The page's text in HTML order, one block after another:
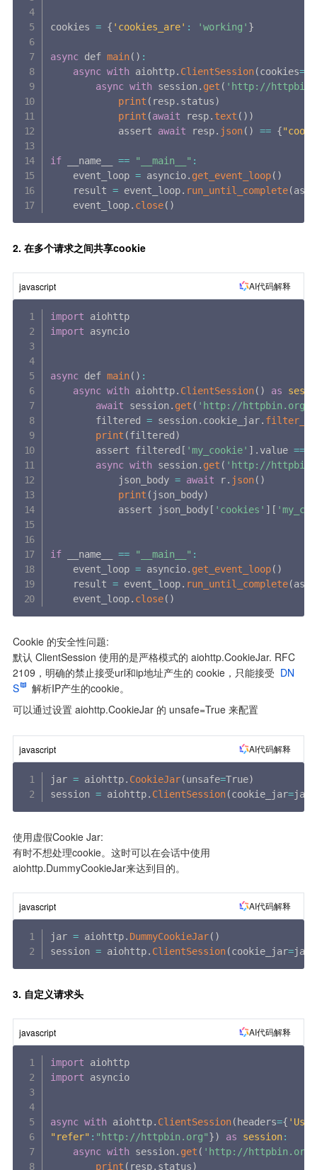
cookies = { 'cookies_are' : 'working' }
async def main( ) :
async with aiohttp. ClientSession(cookies=
async with session. get ( 'http://
print ( resp. status)
print (await resp. text ( ) )
            assert
await resp. json( ) == {
if __name__ == "__main__" :
    event_loop
= asyncio. get_event_loop( )
    result
= event_loop. run_until_complete(
    event_loop
. close( )
2. 在多个请求之间共享cookie
javascript AI代码解释
import
import asyncio
async def main( ) :
async with aiohttp. ClientSession( ) as
await session. get ( 'http://httpbin.org/
        filtered
= session. cookie_jar.
print (filtered )
        assert filtered
[ 'my_cookie' ] . value ==
async with session. get ( 'http://
            json_body
= await r. json( )
print ( json_body)
            assert json_body
[ 'cookies' ] [
if __name__ == "__main__" :
    event_loop
= asyncio. get_event_loop( )
    result
= event_loop. run_until_complete(
    event_loop
. close( )
Cookie 的安全性问题:
默认 ClientSession 使用的是严格模式的 aiohttp.CookieJar. RFC
2109，明确的禁止接受url和ip地址产生的 cookie，只能接受 DN
S
解析IP产生的cookie。
可以通过设置 aiohttp.CookieJar 的 unsafe=True 来配置
javascript AI代码解释
jar = aiohttp. CookieJar(unsafe=True)
session = aiohttp. ClientSession(cookie_jar=jar
使用虚假Cookie Jar:
有时不想处理cookie。这时可以在会话中使用
aiohttp.DummyCookieJar来达到目的。
javascript AI代码解释
jar = aiohttp. DummyCookieJar( )
session = aiohttp. ClientSession(cookie_jar=jar
3. 自定义请求头
javascript AI代码解释
import
import asyncio
async with aiohttp. ClientSession( headers={
"refer" : "http://httpbin.org"}) as session:
async with session. get ( 'http://httpbin.org/
print ( resp. status)